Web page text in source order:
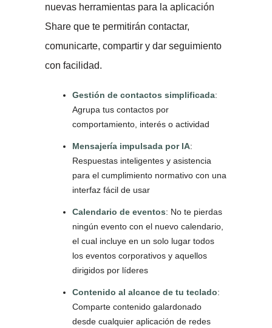
nuevas herramientas para la aplicación
Share que te permitirán contactar,
comunicarte, compartir y dar seguimiento
con facilidad.
Gestión de contactos simplificada:
Agrupa tus contactos por
comportamiento, interés o actividad
Mensajería impulsada por IA:
Respuestas inteligentes y asistencia
para el cumplimiento normativo con una
interfaz fácil de usar
Calendario de eventos: No te pierdas
ningún evento con el nuevo calendario,
el cual incluye en un solo lugar todos
los eventos corporativos y aquellos
dirigidos por líderes
Contenido al alcance de tu teclado:
Comparte contenido galardonado
desde cualquier aplicación de redes